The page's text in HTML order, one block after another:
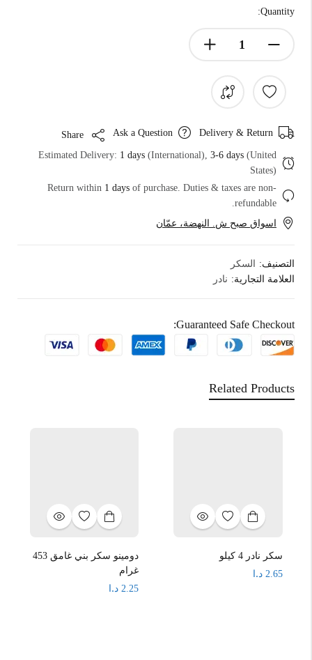
Quantity:
Delivery & Return
Ask a Question
Estimated Delivery: 1 days (International), 3-6 days (United
States)
Return within 1 days of purchase. Duties & taxes are non-
refundable.
اسواق صبح ش. النهضة، عمّان
التصنيف:
السكر
العلامة التجارية: نادر
Guaranteed Safe Checkout:
Related Products
سكر نادر 4 كيلو
2.65 د.ا
دومينو سكر بني غامق 453
غرام
2.25 د.ا